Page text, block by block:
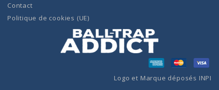
Contact
Politique de cookies (UE)
Logo et Marque déposés INPI